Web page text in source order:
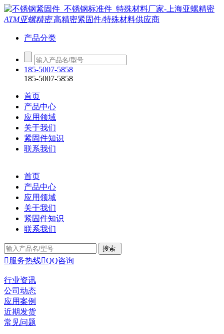
ATM亚螺精密高精密紧固件/特殊材料供应商
产品分类
185-5007-5858
185-5007-5858
首页
产品中心
应用领域
关于我们
紧固件知识
联系我们
首页
产品中心
应用领域
关于我们
紧固件知识
联系我们
 服务热线QQ咨询
行业资讯
公司动态
应用案例
近期发货
常见问题